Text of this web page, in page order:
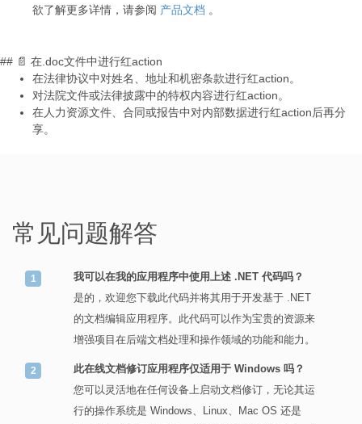
欲了解更多详情，请参阅 产品文档 。
## 📄 在.doc文件中进行红action
在法律协议中对姓名、地址和机密条款进行红action。
对法院文件或法律披露中的特权内容进行红action。
在人力资源文件、合同或报告中对内部数据进行红action后再分
享。
常见问题解答
我可以在我的应用程序中使用上述 .NET 代码吗？
是的，欢迎您下载此代码并将其用于开发基于 .NET
的文档编辑应用程序。此代码可以作为宝贵的资源来
增强项目在后端文档处理和操作领域的功能和能力。
此在线文档修订应用程序仅适用于 Windows 吗？
您可以灵活地在任何设备上启动文档修订，无论其运
行的操作系统是 Windows、Linux、Mac OS 还是